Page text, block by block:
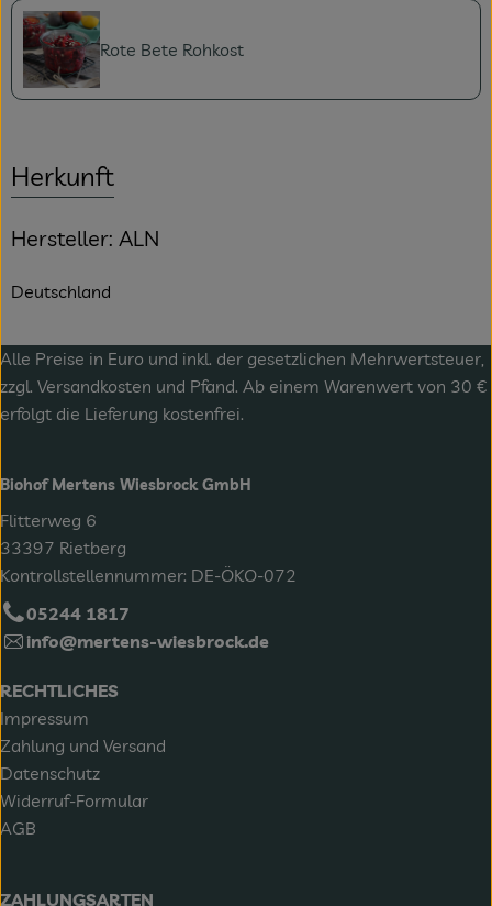
Rote Bete Rohkost
Herkunft
Hersteller: ALN
Deutschland
Alle Preise in Euro und inkl. der gesetzlichen Mehrwertsteuer,
zzgl. Versandkosten und Pfand. Ab einem Warenwert von 30 €
erfolgt die Lieferung kostenfrei.
Biohof Mertens Wiesbrock GmbH
Flitterweg 6
33397 Rietberg
Kontrollstellennummer: DE-ÖKO-072
05244 1817
info@mertens-wiesbrock.de
RECHTLICHES
Impressum
Zahlung und Versand
Datenschutz
Widerruf-Formular
AGB
ZAHLUNGSARTEN